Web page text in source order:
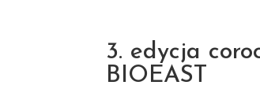
3. edycja
BIOEAST